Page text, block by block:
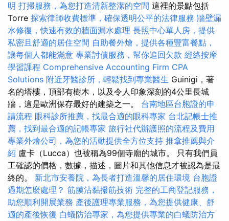
明 打掃服務，為您打造清新整潔的空間 這裡的景點包括
Torre 探索律師收費標準，確保透明公平的法律服務 牆壁漏
水修復，快速有效的牆面漏水處理 長照中心單人房，提供
私密且舒適的居住空間 自助餐外燴，提供各種豐富餐點，
讓每個人都能滿意 專業討債服務，幫你追回欠款 經絡按摩
學習課程 Comprehensive Accounting Firm CPA
Solutions 附近牙醫診所，輕鬆找到專業醫生 Guinigi，著
名的塔樓，頂部有樹木，以及令人印象深刻的4公里長城
牆，這是歐洲保存最好的建築之一。 台南地區台胞證的申
請流程 眼科診所推薦，找最合適的眼科專家 台北記帳士推
薦，找到最合適的記帳專家 旅行社代辦護照的流程及費用
專業外燴公司，為您的活動提供全方位支持 推拿推薦與介
紹 盧卡（Lucca）也被稱為99個寺廟的城市。 只有我們員
工確認的價格，數據，描述，圖片和其他信息才被認為是最
終的。 新北市安養院，為長者打造溫馨的居住環境 台胞證
過期怎麼處理？ 筋膜沾黏撥筋技術 完整的工商登記服務，
助您順利開展業務 產後護理專業服務，為您提供健康、舒
適的產後恢復 白蟻防治專家，為您提供專業的白蟻防治方